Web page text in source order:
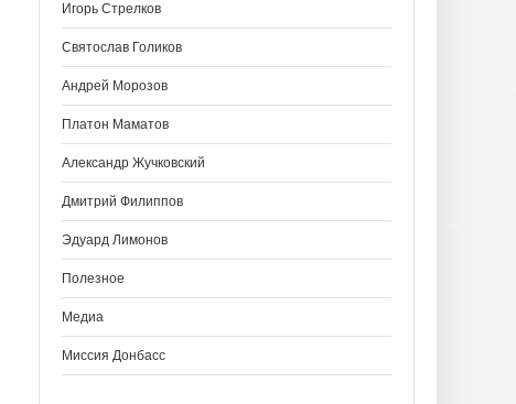
Игорь Стрелков
Святослав Голиков
Андрей Морозов
Платон Маматов
Александр Жучковский
Дмитрий Филиппов
Эдуард Лимонов
Полезное
Медиа
Миссия Донбасс